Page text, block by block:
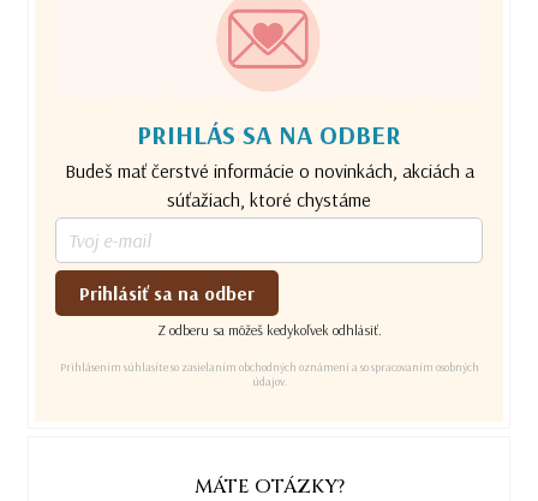
PRIHLÁS SA NA ODBER
Budeš mať čerstvé informácie o novinkách, akciách a
súťažiach, ktoré chystáme
Prihlásiť sa na odber
Z odberu sa môžeš kedykoľvek odhlásiť.
Prihlásením súhlasíte so zasielaním obchodných oznámení a so spracovaním osobných
údajov.
MÁTE OTÁZKY?